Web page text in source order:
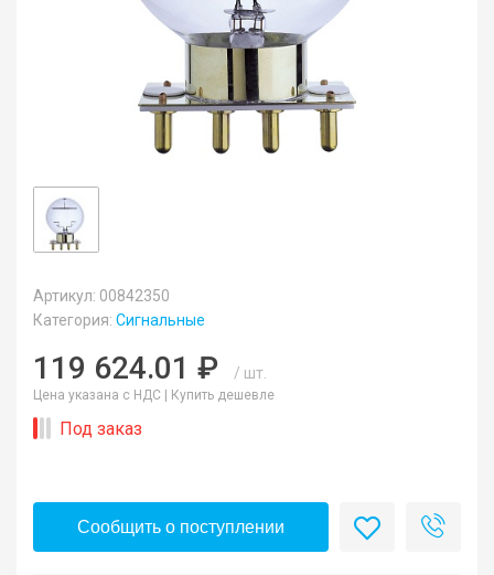
Артикул: 00842350
Категория: Сигнальные
119 624.01 ₽ / шт.
Цена указана с НДС | Купить дешевле
Под заказ
Сообщить о поступлении